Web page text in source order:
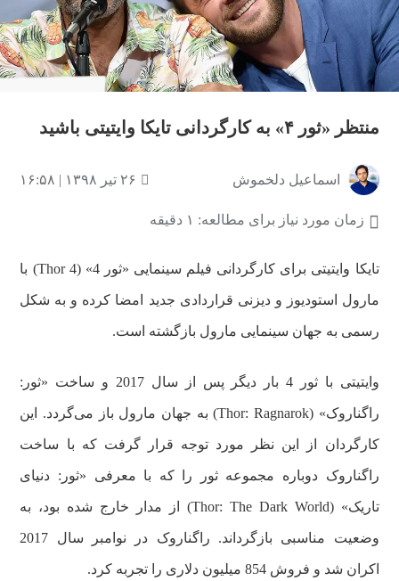
منتظر «ثور ۴» به کارگردانی تایکا وایتیتی باشید
اسماعیل دلخموش ۲۶ تیر ۱۳۹۸ | ۱۶:۵۸
زمان مورد نیاز برای مطالعه: ۱ دقیقه
تایکا وایتیتی برای کارگردانی فیلم سینمایی «ثور 4» (Thor 4) با
مارول استودیوز و دیزنی قراردادی جدید امضا کرده و به شکل
رسمی به جهان سینمایی مارول بازگشته است.
وایتیتی با ثور 4 بار دیگر پس از سال 2017 و ساخت «ثور:
راگناروک» (Thor: Ragnarok) به جهان مارول باز می‌گردد. این
کارگردان از این نظر مورد توجه قرار گرفت که با ساخت
راگناروک دوباره مجموعه ثور را که با معرفی «ثور: دنیای
تاریک» (Thor: The Dark World) از مدار خارج شده بود، به
وضعیت مناسبی بازگرداند. راگناروک در نوامبر سال 2017
اکران شد و فروش 854 میلیون دلاری را تجربه کرد.